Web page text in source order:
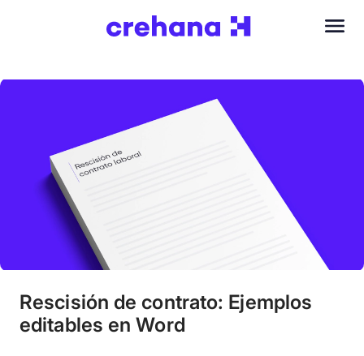
Rescisión de contrato: Ejemplos
editables en Word